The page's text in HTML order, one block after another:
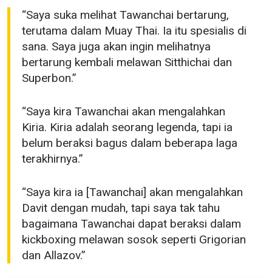
“Saya suka melihat Tawanchai bertarung,
terutama dalam Muay Thai. Ia itu spesialis di
sana. Saya juga akan ingin melihatnya
bertarung kembali melawan Sitthichai dan
Superbon.”
“Saya kira Tawanchai akan mengalahkan
Kiria. Kiria adalah seorang legenda, tapi ia
belum beraksi bagus dalam beberapa laga
terakhirnya.”
“Saya kira ia [Tawanchai] akan mengalahkan
Davit dengan mudah, tapi saya tak tahu
bagaimana Tawanchai dapat beraksi dalam
kickboxing melawan sosok seperti Grigorian
dan Allazov.”